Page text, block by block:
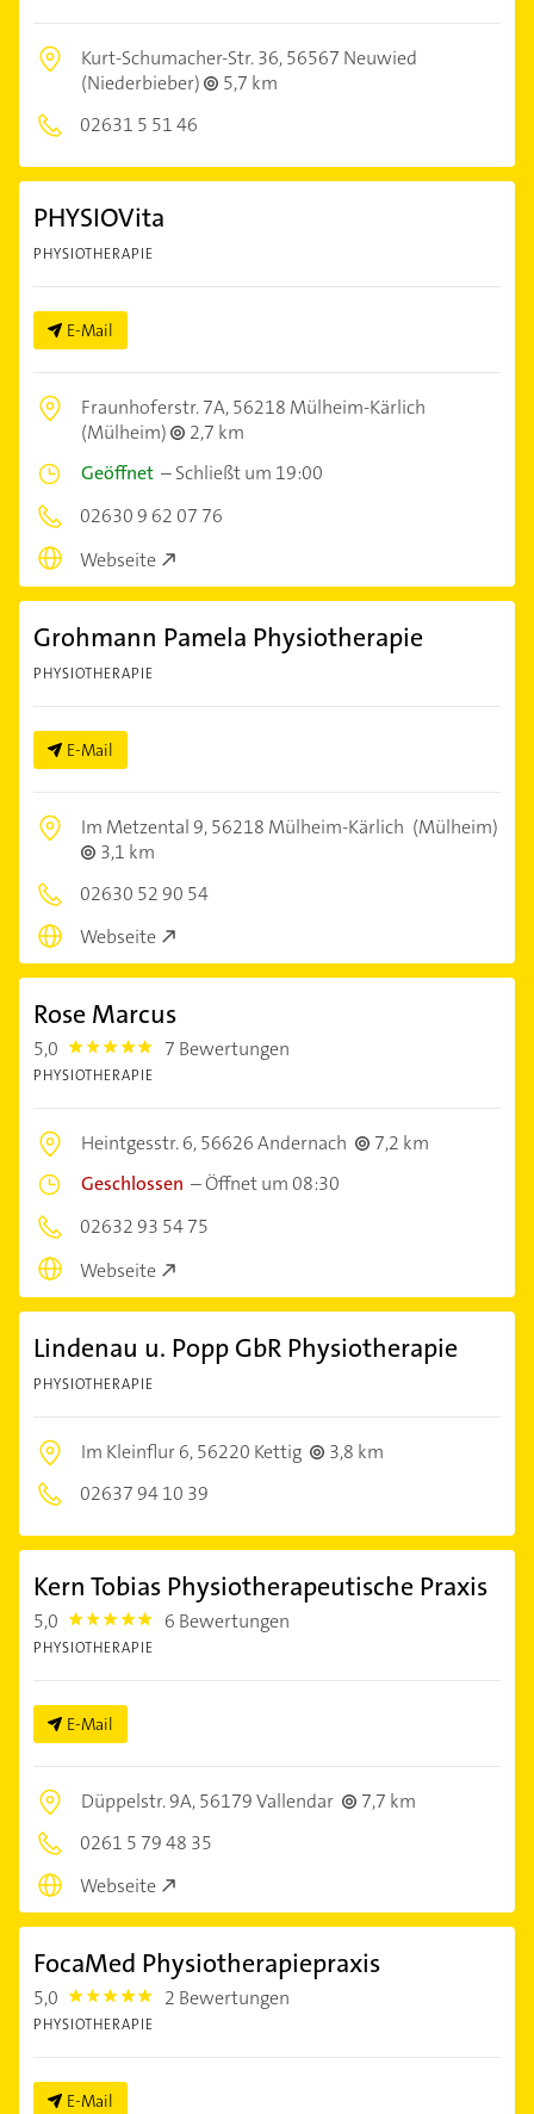
Kurt-Schumacher-Str. 36,56567 Neuwied
(Niederbieber)
5,7 km
02631 5 51 46
PHYSIOVita
PHYSIOTHERAPIE
E-Mail
Fraunhoferstr. 7A,56218 Mülheim-Kärlich
(Mülheim)
2,7 km
Geöffnet –Schließt um 19:00
02630 9 62 07 76
Webseite
Grohmann Pamela Physiotherapie
PHYSIOTHERAPIE
E-Mail
Im Metzental 9,56218 Mülheim-Kärlich (Mülheim)
3,1 km
02630 52 90 54
Webseite
Rose Marcus
5,0 5.0 7 Bewertungen
PHYSIOTHERAPIE
Heintgesstr. 6,56626 Andernach
7,2 km
Geschlossen –Öffnet um 08:30
02632 93 54 75
Webseite
Lindenau u. Popp GbR Physiotherapie
PHYSIOTHERAPIE
Im Kleinflur 6,56220 Kettig
3,8 km
02637 94 10 39
Kern Tobias Physiotherapeutische Praxis
5,0 5.0 6 Bewertungen
PHYSIOTHERAPIE
E-Mail
Düppelstr. 9A,56179 Vallendar
7,7 km
0261 5 79 48 35
Webseite
FocaMed Physiotherapiepraxis
5,0 5.0 2 Bewertungen
PHYSIOTHERAPIE
E-Mail